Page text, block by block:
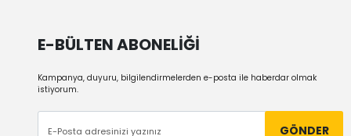
E-BÜLTEN ABONELİĞİ
Kampanya, duyuru, bilgilendirmelerden e-posta ile haberdar olmak
istiyorum.
GÖNDER